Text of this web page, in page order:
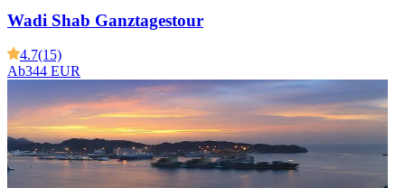
Wadi Shab Ganztagestour
4.7(15)
Ab344 EUR